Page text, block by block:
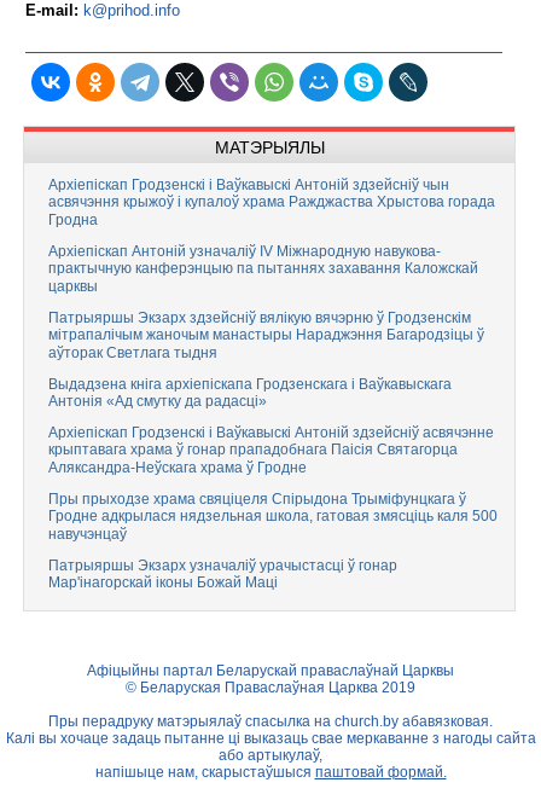
E-mail: k@prihod.info
МАТЭРЫЯЛЫ
Архіепіскап Гродзенскі і Ваўкавыскі Антоній здзейсніў чын
асвячэння крыжоў і купалоў храма Ражджаства Хрыстова горада
Гродна
Архіепіскап Антоній узначаліў IV Міжнародную навукова-
практычную канферэнцыю па пытаннях захавання Каложскай
царквы
Патрыяршы Экзарх здзейсніў вялікую вячэрню ў Гродзенскім
мітрапалічым жаночым манастыры Нараджэння Багародзіцы ў
аўторак Светлага тыдня
Выдадзена кніга архіепіскапа Гродзенскага і Ваўкавыскага
Антонія «Ад смутку да радасці»
Архіепіскап Гродзенскі і Ваўкавыскі Антоній здзейсніў асвячэнне
крыптавага храма ў гонар прападобнага Паісія Святагорца
Аляксандра-Неўскага храма ў Гродне
Пры прыходзе храма свяціцеля Спірыдона Трыміфунцкага ў
Гродне адкрылася нядзельная школа, гатовая змясціць каля 500
навучэнцаў
Патрыяршы Экзарх узначаліў урачыстасці ў гонар
Мар'інагорскай іконы Божай Маці
Афіцыйны партал Беларускай праваслаўнай Царквы
© Беларуская Праваслаўная Царква 2019
Пры перадруку матэрыялаў спасылка на church.by абавязковая.
Калі вы хочаце задаць пытанне ці выказаць свае меркаванне з нагоды сайта
або артыкулаў,
напішыце нам, скарыстаўшыся паштовай формай.